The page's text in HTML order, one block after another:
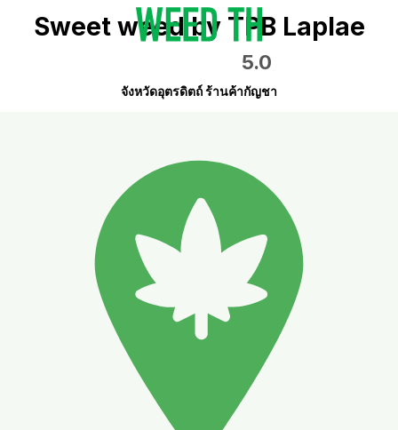
Sweet weed by TPB Laplae
5.0
จังหวัดอุตรดิตถ์ ร้านค้ากัญชา